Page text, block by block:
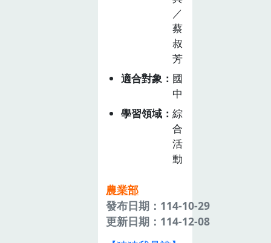
地、食當季,食
原形」的概念為
家中設計一道年
菜，並能與家人
共同製作，並將
實作成果拍照上
作業。
再進行校外養蜂
場體驗，了解蜂
產品生產過程，
並進行DIY蜂蠟
布的製作。*觀
察箱借用和養蜂
場體驗皆與松山
社區大學合作蜜
蜂仿生組裝樂高
機器人EV3模仿
iPad程式操控蜜
蜂機器人，模擬
蜜蜂擺尾舞告訴
同伴蜜源的方
／
蔡
叔
芳
適合對象
國
中
學習領域
綜
合
活
動
農業部
發布日期：114-10-29
更新日期：114-12-08